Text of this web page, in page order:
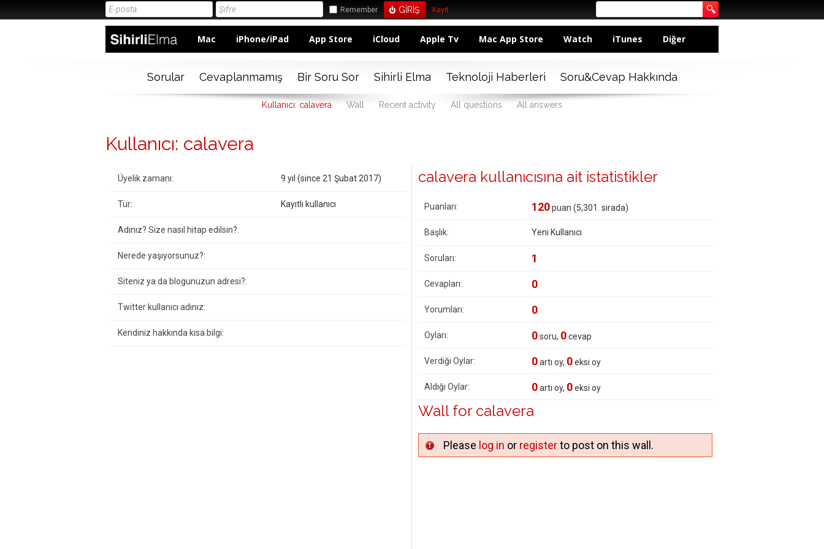
Remember Kayıt
Mac iPhone/iPad App Store iCloud Apple Tv Mac App Store Watch iTunes Diğer
Sorular Cevaplanmamış Bir Soru Sor Sihirli Elma Teknoloji Haberleri Soru&Cevap Hakkında
Kullanıcı: calavera Wall Recent activity All questions All answers
Kullanıcı: calavera
Üyelik zamanı: 9 yıl (since 21 Şubat 2017)
Tür: Kayıtlı kullanıcı
Adınız? Size nasıl hitap edilsin?:
Nerede yaşıyorsunuz?:
Siteniz ya da blogunuzun adresi?:
Twitter kullanıcı adınız:
Kendiniz hakkında kısa bilgi:
calavera kullanıcısına ait istatistikler
Puanları: 120puan (5,301 . sırada)
Başlık: Yeni Kullanıcı
Soruları: 1
Cevapları: 0
Yorumları: 0
Oyları: 0soru, 0cevap
Verdiği Oylar: 0artı oy, 0eksi oy
Aldığı Oylar: 0artı oy, 0eksi oy
Wall for calavera
Please log in or registerto post on this wall.